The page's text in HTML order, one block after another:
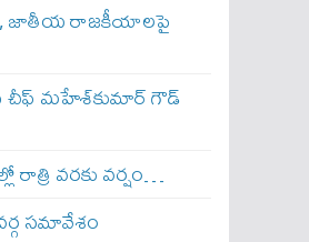
జాతీయ రాజకీయాలపై
చీఫ్ మహేశ్‌కుమార్ గౌడ్
రాత్రి వరకు వర్షం…
సమావేశం